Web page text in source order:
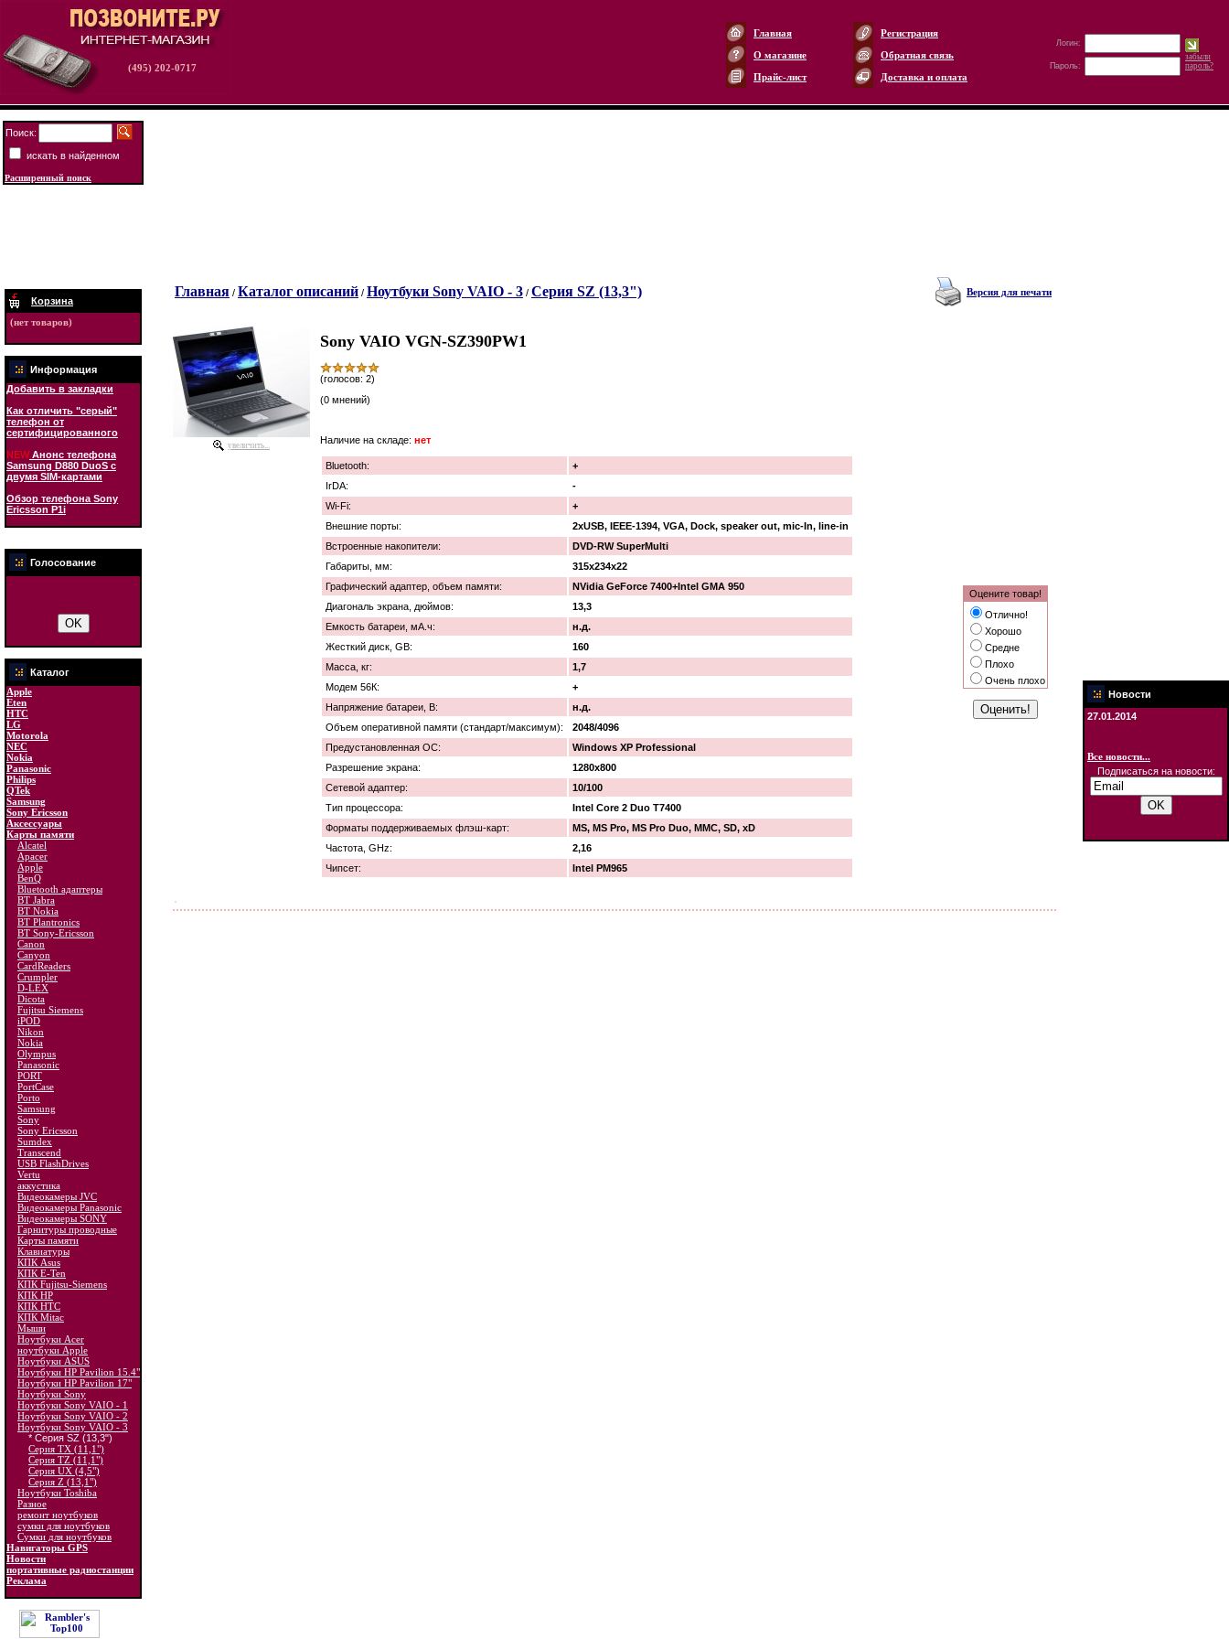
(495) 202-0717
Главная Регистрация
Логин:
Пароль:
забыли
пароль?
О магазине
Обратная связь
Прайс-лист
Доставка и оплата
Поиск:
искать в найденном
Расширенный поиск
Корзина
(нет товаров)
Информация
Добавить в закладки
Как отличить "серый"
телефон от
сертифицированного
NEWАнонс телефона
Samsung D880 DuoS с
двумя SIM-картами
Обзор телефона Sony
Ericsson P1i
Голосование
Каталог
Apple
Eten
HTC
LG
Motorola
NEC
Nokia
Panasonic
Philips
QTek
Samsung
Sony Ericsson
Аксессуары
Карты памяти
Alcatel
Apacer
Apple
BenQ
Bluetooth адаптеры
BT Jabra
BT Nokia
BT Plantronics
BT Sony-Ericsson
Canon
Canyon
CardReaders
Crumpler
D-LEX
Dicota
Fujitsu Siemens
iPOD
Nikon
Nokia
Olympus
Panasonic
PORT
PortCase
Porto
Samsung
Sony
Sony Ericsson
Sumdex
Transcend
USB FlashDrives
Vertu
аккустика
Видеокамеры JVC
Видеокамеры Panasonic
Видеокамеры SONY
Гарнитуры проводные
Карты памяти
Клавиатуры
КПК Asus
КПК E-Ten
КПК Fujitsu-Siemens
КПК HP
КПК HTC
КПК Mitac
Мыши
Ноутбуки Acer
ноутбуки Apple
Ноутбуки ASUS
Ноутбуки HP Pavilion 15.4"
Ноутбуки HP Pavilion 17"
Ноутбуки Sony
Ноутбуки Sony VAIO - 1
Ноутбуки Sony VAIO - 2
Ноутбуки Sony VAIO - 3
* Серия SZ (13,3")
Серия TX (11,1")
Серия TZ (11,1")
Серия UX (4,5")
Серия Z (13,1")
Ноутбуки Toshiba
Разное
ремонт ноутбуков
сумки для ноутбуков
Сумки для ноутбуков
Навигаторы GPS
Новости
портативные радиостанции
Реклама
Главная / Каталог описаний / Ноутбуки Sony VAIO - 3 / Серия SZ (13,3") Версия для печати
увеличить...
Sony VAIO VGN-SZ390PW1
(голосов: 2)
(0 мнений)
Оцените товар!
Отлично!
Хорошо
Средне
Плохо
Очень плохо
Наличие на складе: нет
Bluetooth:
+
IrDA:
-
Wi-Fi:
+
Внешние порты:
2xUSB, IEEE-1394, VGA, Dock, speaker out, mic-In, line-in
Встроенные накопители:
DVD-RW SuperMulti
Габариты, мм:
315x234x22
Графический адаптер, объем памяти:
NVidia GeForce 7400+Intel GMA 950
Диагональ экрана, дюймов:
13,3
Емкость батареи, мА.ч:
н.д.
Жесткий диск, GB:
160
Масса, кг:
1,7
Модем 56К:
+
Напряжение батареи, В:
н.д.
Объем оперативной памяти (стандарт/максимум):
2048/4096
Предустановленная ОС:
Windows XP Professional
Разрешение экрана:
1280x800
Сетевой адаптер:
10/100
Тип процессора:
Intel Core 2 Duo T7400
Форматы поддерживаемых флэш-карт:
MS, MS Pro, MS Pro Duo, MMC, SD, xD
Частота, GHz:
2,16
Чипсет:
Intel PM965
Новости
27.01.2014
Все новости...
Подписаться на новости: